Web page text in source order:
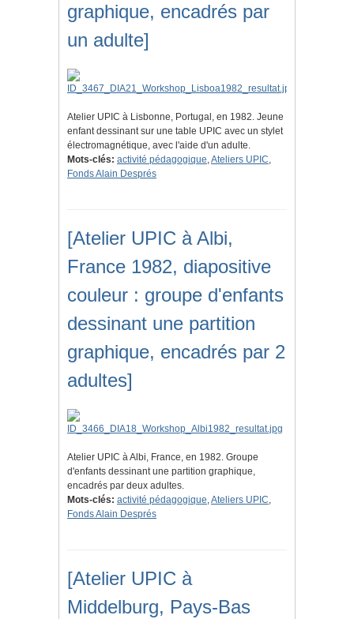
graphique, encadrés par
un adulte]
Atelier UPIC à Lisbonne, Portugal, en 1982. Jeune
enfant dessinant sur une table UPIC avec un stylet
électromagnétique, avec l'aide d'un adulte.
Mots-clés: activité pédagogique,Ateliers UPIC,
Fonds Alain Després
[Atelier UPIC à Albi,
France 1982, diapositive
couleur : groupe d'enfants
dessinant une partition
graphique, encadrés par 2
adultes]
Atelier UPIC à Albi, France, en 1982. Groupe
d'enfants dessinant une partition graphique,
encadrés par deux adultes.
Mots-clés: activité pédagogique,Ateliers UPIC,
Fonds Alain Després
[Atelier UPIC à
Middelburg, Pays-Bas